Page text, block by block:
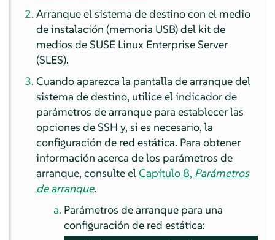
Arranque el sistema de destino con el medio
de instalación (memoria USB) del kit de
medios de SUSE Linux Enterprise Server
(SLES).
Cuando aparezca la pantalla de arranque del
sistema de destino, utilice el indicador de
parámetros de arranque para establecer las
opciones de SSH y, si es necesario, la
configuración de red estática. Para obtener
información acerca de los parámetros de
arranque, consulte elCapítulo 8, Parámetros
de arranque.
Parámetros de arranque para una
configuración de red estática: